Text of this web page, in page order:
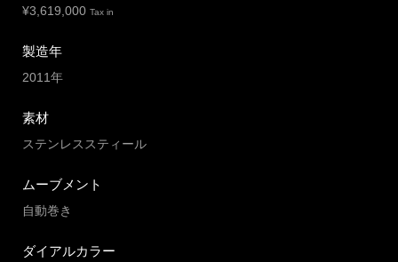
¥3,619,000 Tax in
製造年
2011年
素材
ステンレススティール
ムーブメント
自動巻き
ダイアルカラー